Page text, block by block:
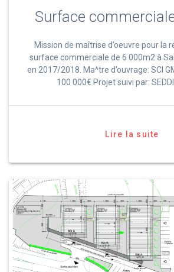
Surface
Mission de maîtrise d’oeuvre pour la
surface commerciale de 6 000m2 à
en 2017/2018. Ma^tre d’ouvrage: SCI
100 000€ Projet suivi par:
Lire la suite